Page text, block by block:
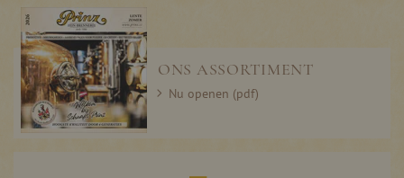
ONS ASSORTIMENT
Nu openen (pdf)